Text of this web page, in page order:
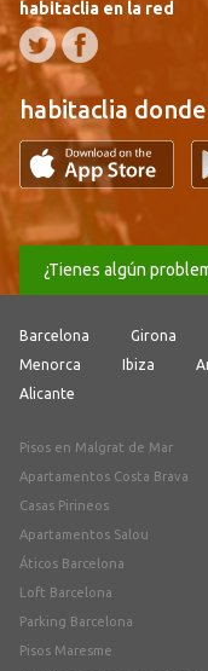
habitaclia en la red
habitaclia
¿Tienes algún
Barcelona Girona
Menorca
Ibiza
Alicante
Pisos en Malgrat de Mar
Apartamentos Costa Brava
Casas Pirineos
Apartamentos Salou
Áticos Barcelona
Loft Barcelona
Parking Barcelona
Pisos Maresme